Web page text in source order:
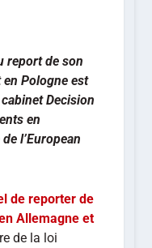
report de son
en Pologne est
Decision
en
l’European
de reporter de
Allemagne et
de la loi